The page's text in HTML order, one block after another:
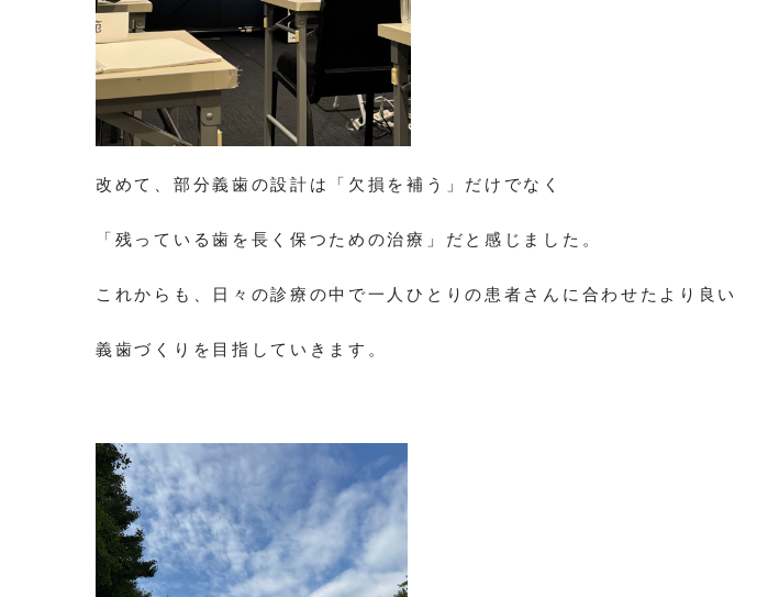
改めて、部分義歯の設計は「欠損を補う」だけでなく
「残っている歯を長く保つための治療」だと感じました。
これからも、日々の診療の中で一人ひとりの患者さんに合わせたより良い
義歯づくりを目指していきます。